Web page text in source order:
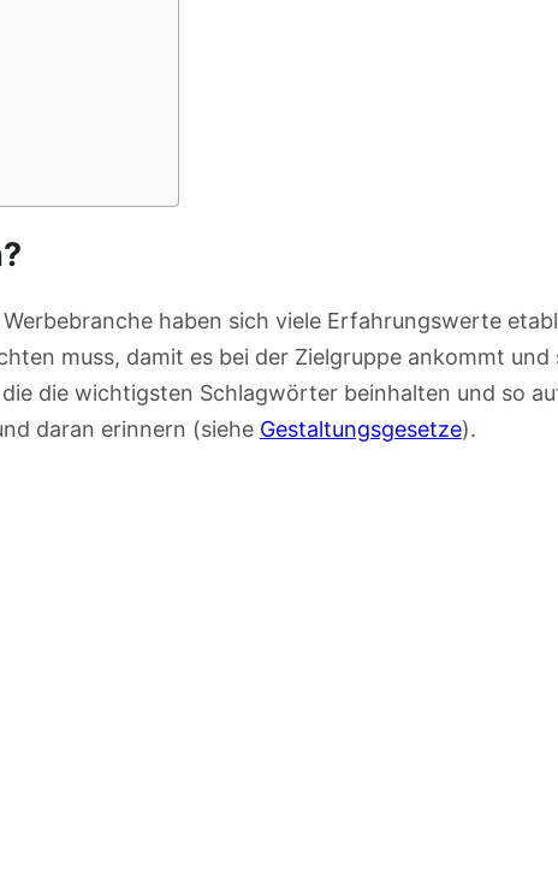
haben sich viele Erfahrungswerte
muss, damit es bei der Zielgruppe ankommt
die wichtigsten Schlagwörter beinhalten und so
daran erinnern (siehe Gestaltungsgesetze).